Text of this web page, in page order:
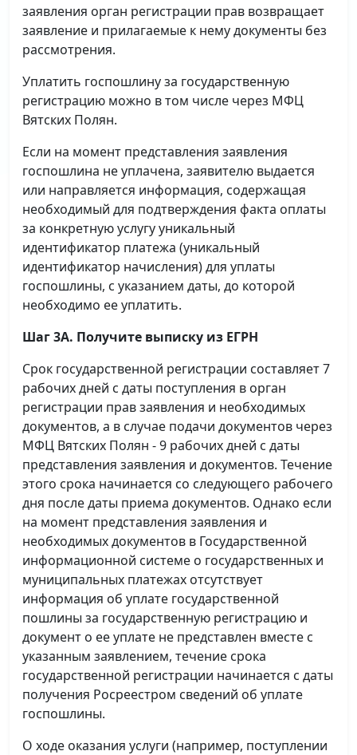
заявления орган регистрации прав возвращает
заявление и прилагаемые к нему документы без
рассмотрения.
Уплатить госпошлину за государственную
регистрацию можно в том числе через МФЦ
Вятских Полян.
Если на момент представления заявления
госпошлина не уплачена, заявителю выдается
или направляется информация, содержащая
необходимый для подтверждения факта оплаты
за конкретную услугу уникальный
идентификатор платежа (уникальный
идентификатор начисления) для уплаты
госпошлины, с указанием даты, до которой
необходимо ее уплатить.
Шаг 3А. Получите выписку из ЕГРН
Срок государственной регистрации составляет 7
рабочих дней с даты поступления в орган
регистрации прав заявления и необходимых
документов, а в случае подачи документов через
МФЦ Вятских Полян - 9 рабочих дней с даты
представления заявления и документов. Течение
этого срока начинается со следующего рабочего
дня после даты приема документов. Однако если
на момент представления заявления и
необходимых документов в Государственной
информационной системе о государственных и
муниципальных платежах отсутствует
информация об уплате государственной
пошлины за государственную регистрацию и
документ о ее уплате не представлен вместе с
указанным заявлением, течение срока
государственной регистрации начинается с даты
получения Росреестром сведений об уплате
госпошлины.
О ходе оказания услуги (например, поступлении